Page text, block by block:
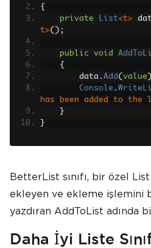
{
private
List<t>
t>();
public void
{
        data
. Add ( value
Console .
has been added to
}
}
BetterList sınıfı, bir özel
ekleyen ve ekleme işlemini
yazdıran AddToList adında
Daha İyi Liste